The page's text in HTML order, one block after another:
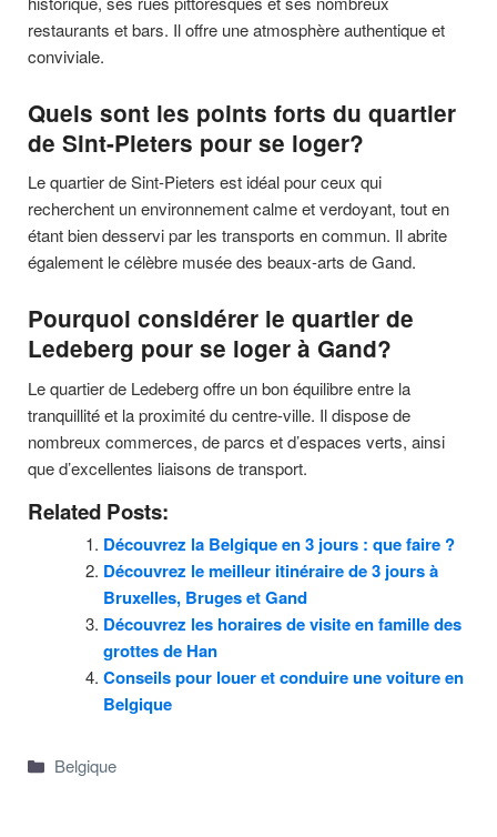
restaurants et bars. Il offre une atmosphère authentique et
conviviale.
Quels sont les points forts du quartier
de Sint-Pieters pour se loger?
Le quartier de Sint-Pieters est idéal pour ceux qui
recherchent un environnement calme et verdoyant, tout en
étant bien desservi par les transports en commun. Il abrite
également le célèbre musée des beaux-arts de Gand.
Pourquoi considérer le quartier de
Ledeberg pour se loger à Gand?
Le quartier de Ledeberg offre un bon équilibre entre la
tranquillité et la proximité du centre-ville. Il dispose de
nombreux commerces, de parcs et d’espaces verts, ainsi
que d’excellentes liaisons de transport.
Related Posts:
Découvrez la Belgique en 3 jours : que faire ?
Découvrez le meilleur itinéraire de 3 jours à
Bruxelles, Bruges et Gand
Découvrez les horaires de visite en famille des
grottes de Han
Conseils pour louer et conduire une voiture en
Belgique
Categories
Belgique